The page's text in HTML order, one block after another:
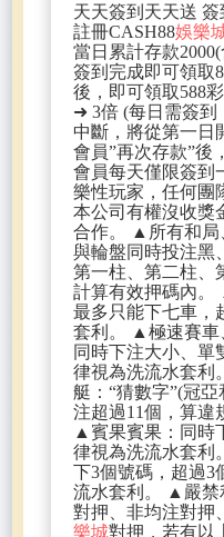
天天簽到天天送
註冊CASH88娛樂
當日累計存款
簽到完成即可領取
後，即可領取588
➜ 3倍 (每日需簽到
中斷，將從第一日
會員”再次存款”
會員每天僅限簽
樂性玩家，任何團
本公司有權沒收獎
合作。 ▲所有和局
與輪盤同時投注黑
第一柱、第二柱、
計算有效押碼內。
最多只能下七車，
套利。 ▲極速賽車
同時下注大小、單
律視為洗流水套
艇：“猜數字”(冠
注超過11個，算違
▲賓果賓果：同時
律視為洗流水套
下3個號碼，超過3
流水套利。 ▲嚴禁
對押、非均注對押
樂城對押，若有以